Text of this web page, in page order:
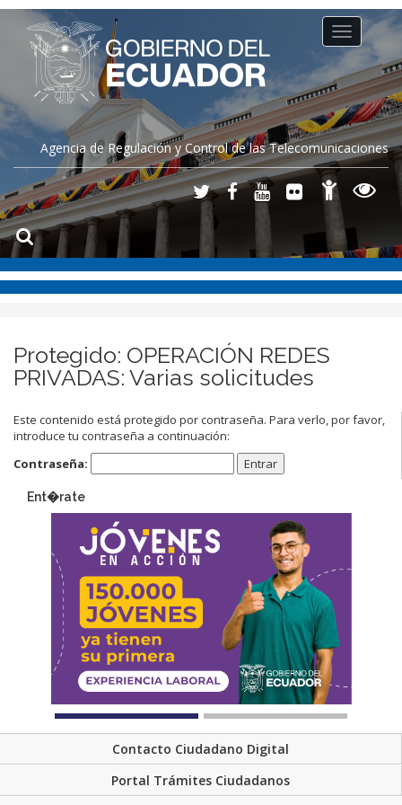
Agencia de Regulación y Control de las Telecomunicaciones
Toggle
navigation
Protegido: OPERACIÓN REDES
PRIVADAS: Varias solicitudes
Este contenido está protegido por contraseña. Para verlo, por favor,
introduce tu contraseña a continuación:
Contraseña:
Ent�rate
Contacto Ciudadano Digital
Portal Trámites Ciudadanos